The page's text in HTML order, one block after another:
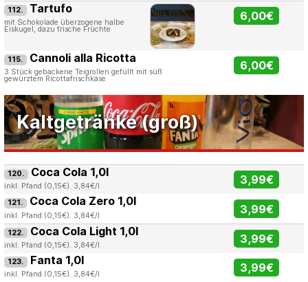
112. Tartufo
mit Schokolade überzogene halbe
Eiskugel, dazu frische Früchte
6,00€
115. Cannoli alla Ricotta
3 Stück gebackene Teigrollen gefüllt mit süß
gewürztem Ricottafrischkäse
6,00€
Kaltgetränke (groß)
120. Coca Cola 1,0l
inkl. Pfand (0,15€). 3,84€/l 3,99€
121. Coca Cola Zero 1,0l
inkl. Pfand (0,15€). 3,84€/l 3,99€
122. Coca Cola Light 1,0l
inkl. Pfand (0,15€). 3,84€/l 3,99€
123. Fanta 1,0l
inkl. Pfand (0,15€). 3,84€/l 3,99€